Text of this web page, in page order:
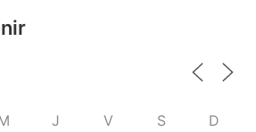
J V S D